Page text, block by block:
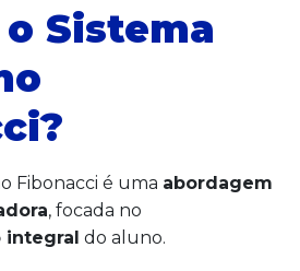
Sistema
Fibonacci é uma abordagem
, focada no
integral do aluno.